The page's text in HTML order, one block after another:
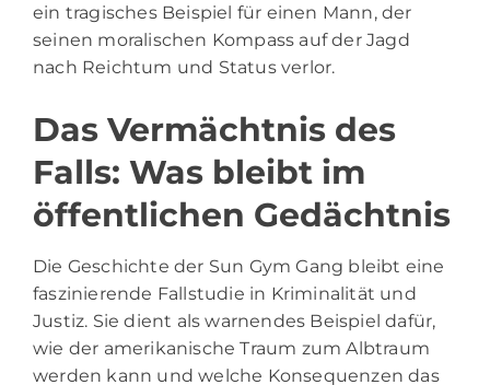
ein tragisches Beispiel für einen Mann, der
seinen moralischen Kompass auf der Jagd
nach Reichtum und Status verlor.
Das Vermächtnis des
Falls: Was bleibt im
öffentlichen Gedächtnis
Die Geschichte der Sun Gym Gang bleibt eine
faszinierende Fallstudie in Kriminalität und
Justiz. Sie dient als warnendes Beispiel dafür,
wie der amerikanische Traum zum Albtraum
werden kann und welche Konsequenzen das